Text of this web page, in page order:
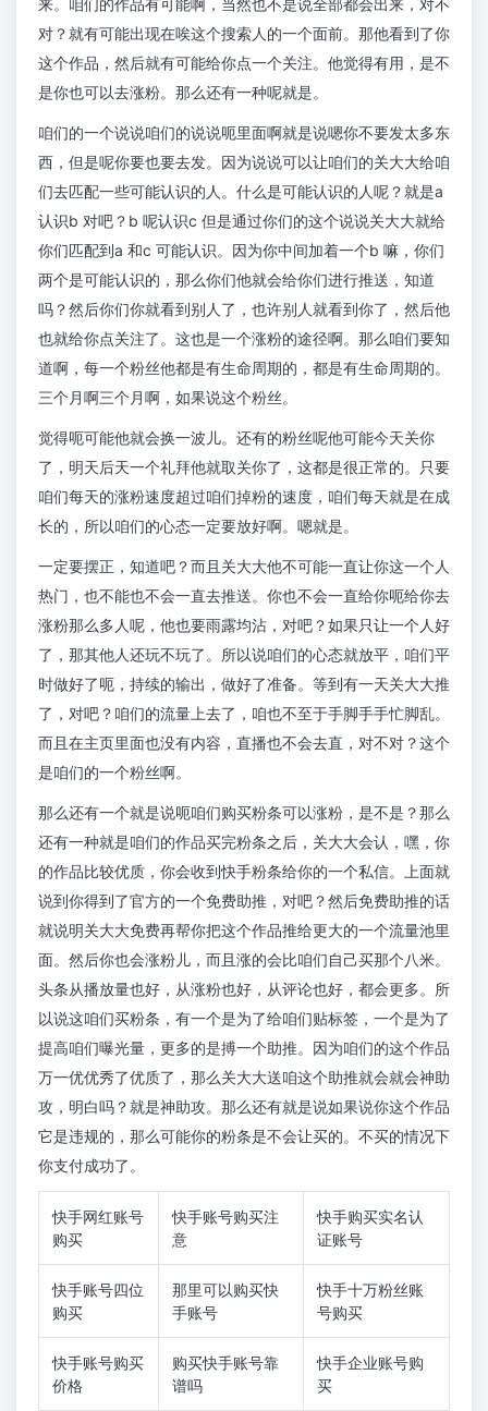
来。咱们的作品有可能啊，当然也不是说全部都会出来，对不
对？就有可能出现在唉这个搜索人的一个面前。那他看到了你
这个作品，然后就有可能给你点一个关注。他觉得有用，是不
是你也可以去涨粉。那么还有一种呢就是。
咱们的一个说说咱们的说说呃里面啊就是说嗯你不要发太多东
西，但是呢你要也要去发。因为说说可以让咱们的关大大给咱
们去匹配一些可能认识的人。什么是可能认识的人呢？就是a
认识b 对吧？b 呢认识c 但是通过你们的这个说说关大大就给
你们匹配到a 和c 可能认识。因为你中间加着一个b 嘛，你们
两个是可能认识的，那么你们他就会给你们进行推送，知道
吗？然后你们你就看到别人了，也许别人就看到你了，然后他
也就给你点关注了。这也是一个涨粉的途径啊。那么咱们要知
道啊，每一个粉丝他都是有生命周期的，都是有生命周期的。
三个月啊三个月啊，如果说这个粉丝。
觉得呃可能他就会换一波儿。还有的粉丝呢他可能今天关你
了，明天后天一个礼拜他就取关你了，这都是很正常的。只要
咱们每天的涨粉速度超过咱们掉粉的速度，咱们每天就是在成
长的，所以咱们的心态一定要放好啊。嗯就是。
一定要摆正，知道吧？而且关大大他不可能一直让你这一个人
热门，也不能也不会一直去推送。你也不会一直给你呃给你去
涨粉那么多人呢，他也要雨露均沾，对吧？如果只让一个人好
了，那其他人还玩不玩了。所以说咱们的心态就放平，咱们平
时做好了呃，持续的输出，做好了准备。等到有一天关大大推
了，对吧？咱们的流量上去了，咱也不至于手脚手手忙脚乱。
而且在主页里面也没有内容，直播也不会去直，对不对？这个
是咱们的一个粉丝啊。
那么还有一个就是说呃咱们购买粉条可以涨粉，是不是？那么
还有一种就是咱们的作品买完粉条之后，关大大会认，嘿，你
的作品比较优质，你会收到快手粉条给你的一个私信。上面就
说到你得到了官方的一个免费助推，对吧？然后免费助推的话
就说明关大大免费再帮你把这个作品推给更大的一个流量池里
面。然后你也会涨粉儿，而且涨的会比咱们自己买那个八米。
头条从播放量也好，从涨粉也好，从评论也好，都会更多。所
以说这咱们买粉条，有一个是为了给咱们贴标签，一个是为了
提高咱们曝光量，更多的是搏一个助推。因为咱们的这个作品
万一优优秀了优质了，那么关大大送咱这个助推就会就会神助
攻，明白吗？就是神助攻。那么还有就是说如果说你这个作品
它是违规的，那么可能你的粉条是不会让买的。不买的情况下
你支付成功了。
快手网红账号
购买
快手账号购买注
意
快手购买实名认
证账号
快手账号四位
购买
那里可以购买快
手账号
快手十万粉丝账
号购买
快手账号购买
价格
购买快手账号靠
谱吗
快手企业账号购
买